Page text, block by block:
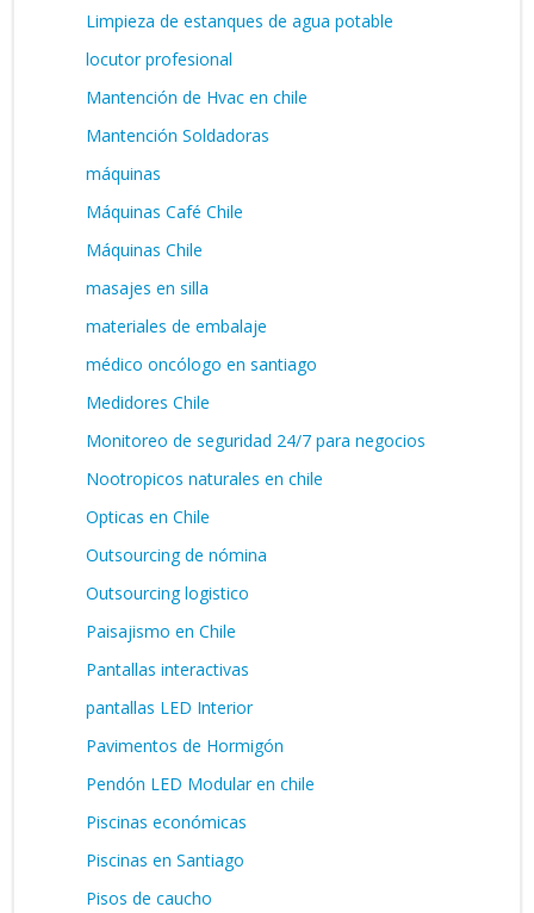
Limpieza de estanques de agua potable
locutor profesional
Mantención de Hvac en chile
Mantención Soldadoras
máquinas
Máquinas Café Chile
Máquinas Chile
masajes en silla
materiales de embalaje
médico oncólogo en santiago
Medidores Chile
Monitoreo de seguridad 24/7 para negocios
Nootropicos naturales en chile
Opticas en Chile
Outsourcing de nómina
Outsourcing logistico
Paisajismo en Chile
Pantallas interactivas
pantallas LED Interior
Pavimentos de Hormigón
Pendón LED Modular en chile
Piscinas económicas
Piscinas en Santiago
Pisos de caucho